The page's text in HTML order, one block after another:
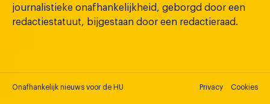
journalistieke onafhankelijkheid, geborgd door een
redactiestatuut, bijgestaan door een redactieraad.
Onafhankelijk nieuws voor de HU Privacy Cookies